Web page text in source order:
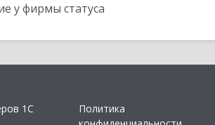
у фирмы статуса
1С
Политика